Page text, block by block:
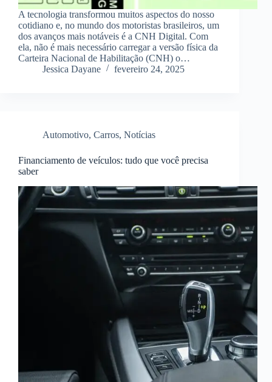
A tecnologia transformou muitos aspectos do nosso
cotidiano e, no mundo dos motoristas brasileiros, um
dos avanços mais notáveis é a CNH Digital. Com
ela, não é mais necessário carregar a versão física da
Carteira Nacional de Habilitação (CNH) o…
Jessica Dayane
fevereiro 24, 2025
Automotivo, Carros, Notícias
Financiamento de veículos: tudo que você precisa
saber